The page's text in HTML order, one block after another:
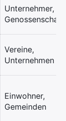
Unternehmer,
Vereine,
Unternehmen
Einwohner,
Gemeinden